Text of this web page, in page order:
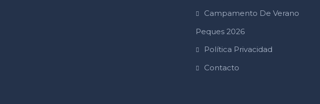
Campamento De Verano
Peques 2026
Política Privacidad
Contacto